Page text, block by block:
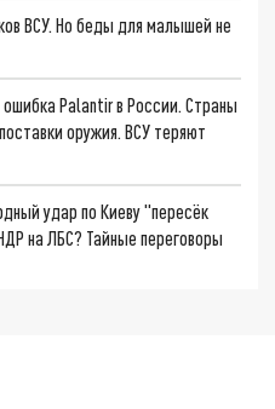
ВСУ. Но беды для малышей не
Palantir в России. Страны
оружия. ВСУ теряют
удар по Киеву "пересёк
на ЛБС? Тайные переговоры